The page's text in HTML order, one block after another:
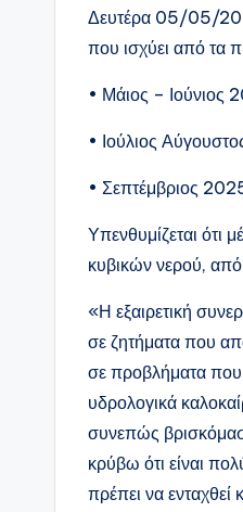
Δευτέρα 05/05/
που ισχύει από τα
• Μάιος – Ιούνιος
• Ιούλιος
• Σεπτέμβριος
Υπενθυμίζεται ότι
κυβικών νερού,
«Η εξαιρετική
σε ζητήματα που
σε προβλήματα που
υδρολογικά
συνεπώς
κρύβω ότι είναι
πρέπει να